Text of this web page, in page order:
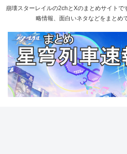
崩壊スターレイルの2chとXのまとめサイト
略情報、面白いネタなどをまとめ